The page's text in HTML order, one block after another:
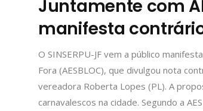
Juntamente com
manifesta
O SINSERPU-JF vem a público
Fora (AESBLOC), que divulgou nota
vereadora Roberta Lopes (PL). A
carnavalescos na cidade. Segundo a